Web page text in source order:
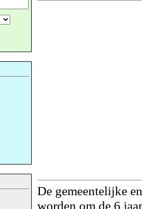
De gemeentelijke
worden om de 6